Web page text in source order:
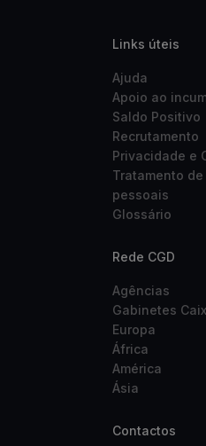
Links úteis
Ajuda
Apoio ao
Saldo Positivo
Recrutamento
Privacidade e
Tratamento
pessoais
Glossário
Rede CGD
Agências
Gabinetes
Europa
África
América
Ásia
Contactos